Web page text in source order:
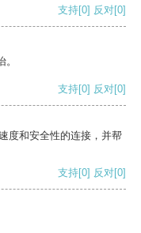
支持[0] 反对[0]
支持[0] 反对[0]
度和安全性的连接，并帮
支持[0] 反对[0]